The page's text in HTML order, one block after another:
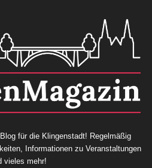
für die Klingenstadt! Regelmäßig
Informationen zu Veranstaltungen
vieles mehr!